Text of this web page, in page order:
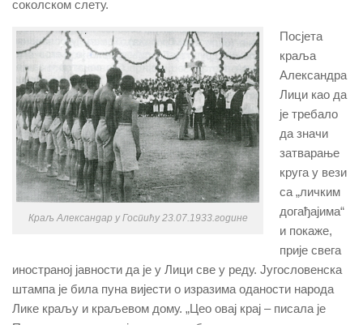
соколском слету.
Краљ Александар у Госпићу 23.07.1933.године
Посјета
краља
Александра
Лици као да
је требало
да значи
затварање
круга у вези
са „личким
догађајима“
и покаже,
прије свега
иностраној јавности да је у Лици све у реду. Југословенска
штампа је била пуна вијести о изразима оданости народа
Лике краљу и краљевом дому. „Цео овај крај – писала је